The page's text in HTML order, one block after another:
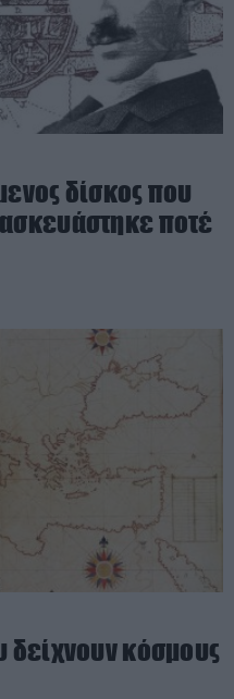
δίσκος που
ποτέ
δείχνουν κόσμους